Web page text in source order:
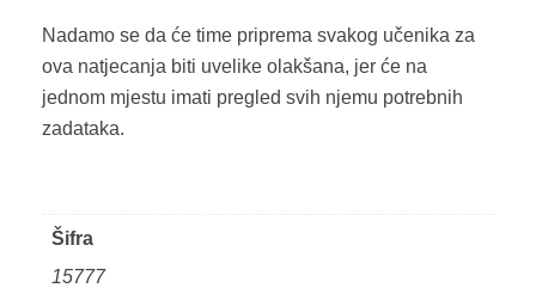
Nadamo se da će time priprema svakog učenika za
ova natjecanja biti uvelike olakšana, jer će na
jednom mjestu imati pregled svih njemu potrebnih
zadataka.
Šifra
15777